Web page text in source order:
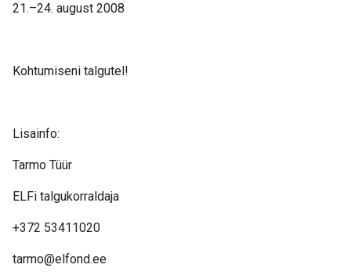
21.–24. august 2008
Kohtumiseni talgutel!
Lisainfo:
Tarmo Tüür
ELFi talgukorraldaja
+372 53411020
tarmo@elfond.ee